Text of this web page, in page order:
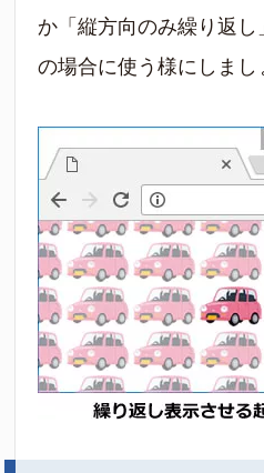
か「縦方向のみ繰り返し
の場合に使う様にしまし